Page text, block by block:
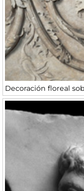
Decoración floreal